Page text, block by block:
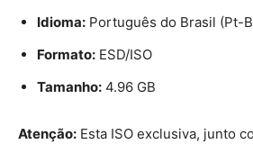
Idioma: Português do Brasil (Pt-
Formato: ESD/ISO
Tamanho: 4.96 GB
Atenção: Esta ISO exclusiva, junto